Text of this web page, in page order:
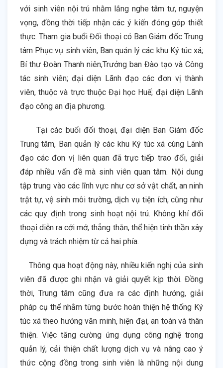
với sinh viên nội trú nhằm lắng nghe tâm tư, nguyện
vọng, đồng thời tiếp nhận các ý kiến đóng góp thiết
thực. Tham gia buổi Đối thoại có Ban Giám đốc Trung
tâm Phục vụ sinh viên, Ban quản lý các khu Ký túc xá;
Bí thư Đoàn Thanh niên,Trưởng ban Đào tạo và Công
tác sinh viên; đại diện Lãnh đạo các đơn vị thành
viên, thuộc và trực thuộc Đại học Huế; đại diện Lãnh
đạo công an địa phương.
Tại các buổi đối thoại, đại diện Ban Giám đốc
Trung tâm, Ban quản lý các khu Ký túc xá cùng Lãnh
đạo các đơn vị liên quan đã trực tiếp trao đổi, giải
đáp nhiều vấn đề mà sinh viên quan tâm. Nội dung
tập trung vào các lĩnh vực như cơ sở vật chất, an ninh
trật tự, vệ sinh môi trường, dịch vụ tiện ích, cũng như
các quy định trong sinh hoạt nội trú. Không khí đối
thoại diễn ra cởi mở, thẳng thắn, thể hiện tinh thần xây
dựng và trách nhiệm từ cả hai phía.
Thông qua hoạt động này, nhiều kiến nghị của sinh
viên đã được ghi nhận và giải quyết kịp thời. Đồng
thời, Trung tâm cũng đưa ra các định hướng, giải
pháp cụ thể nhằm từng bước hoàn thiện hệ thống Ký
túc xá theo hướng văn minh, hiện đại, an toàn và thân
thiện. Việc tăng cường ứng dụng công nghệ trong
quản lý, cải thiện chất lượng dịch vụ và nâng cao ý
thức cộng đồng trong sinh viên là những nội dung